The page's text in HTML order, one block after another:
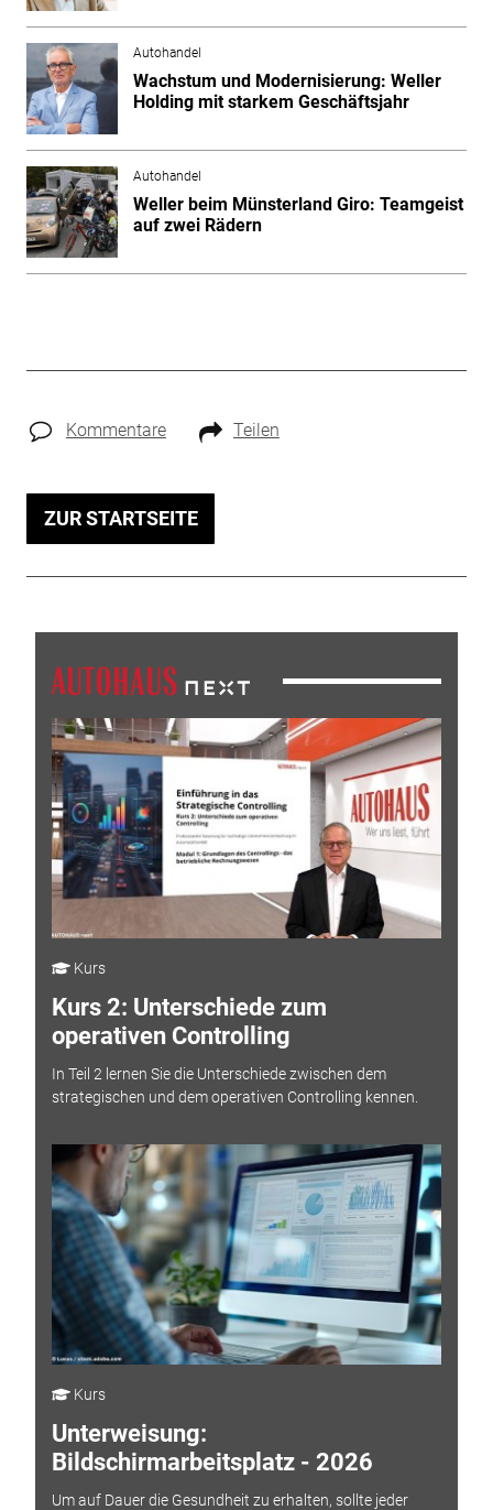
Autohandel
Wachstum und Modernisierung: Weller
Holding mit starkem Geschäftsjahr
Autohandel
Weller beim Münsterland Giro: Teamgeist
auf zwei Rädern
Kommentare Teilen
ZUR STARTSEITE
Kurs
Kurs 2: Unterschiede zum
operativen Controlling
In Teil 2 lernen Sie die Unterschiede zwischen dem
strategischen und dem operativen Controlling kennen.
Kurs
Unterweisung:
Bildschirmarbeitsplatz - 2026
Um auf Dauer die Gesundheit zu erhalten, sollte jeder